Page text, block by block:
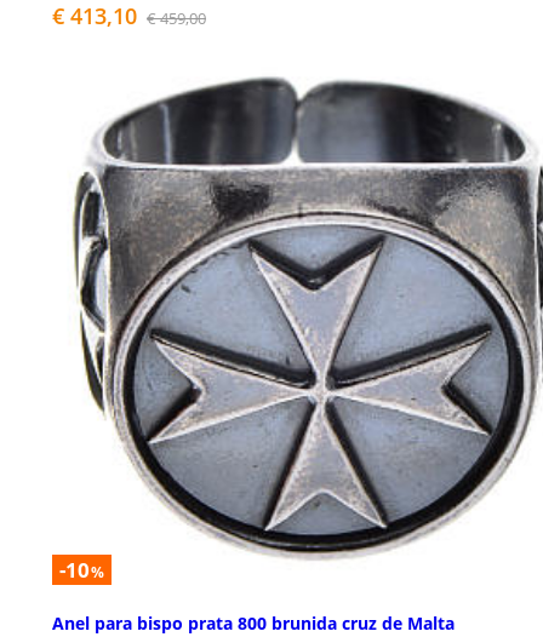
€ 413,10 € 459,00
-10%
Anel para bispo prata 800 brunida cruz de Malta